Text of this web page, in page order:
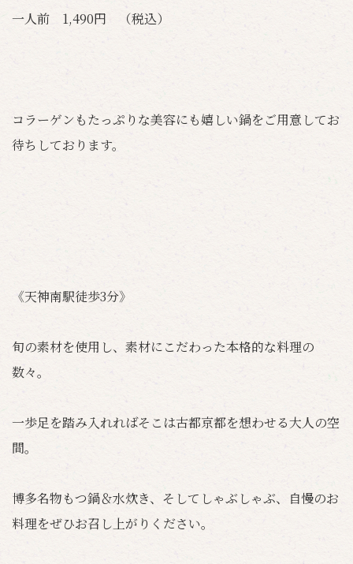
一人前 1,490円 （税込）
コラーゲンもたっぷりな美容にも嬉しい鍋をご用意してお
待ちしております。
《天神南駅徒歩3分》
旬の素材を使用し、素材にこだわった本格的な料理の
数々。
一歩足を踏み入れればそこは古都京都を想わせる大人の空
間。
博多名物もつ鍋＆水炊き、そしてしゃぶしゃぶ、自慢のお
料理をぜひお召し上がりください。